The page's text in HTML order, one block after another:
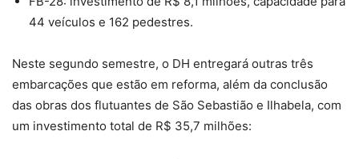
44 veículos e 162 pedestres.
Neste segundo semestre, o DH entregará outras três
embarcações que estão em reforma, além da conclusão
das obras dos flutuantes de São Sebastião e Ilhabela, com
um investimento total de R$ 35,7 milhões: